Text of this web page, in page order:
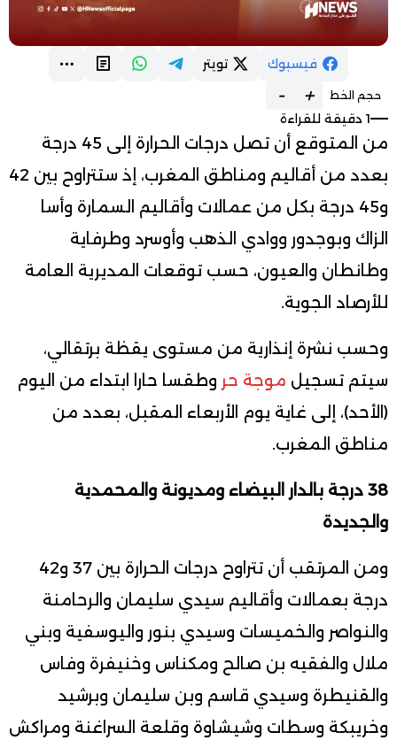
فيسبوك تويتر
حجم الخط +
-
1 دقيقة للقراءة
من المتوقع أن تصل درجات الحرارة إلى 45 درجة
بعدد من أقاليم ومناطق المغرب، إذ ستتراوح بين 42
و45 درجة بكل من عمالات وأقاليم السمارة وأسا
الزاك وبوجدور ووادي الذهب وأوسرد وطرفاية
وطانطان والعيون، حسب توقعات المديرية العامة
للأرصاد الجوية.
وحسب نشرة إنذارية من مستوى يقظة برتقالي،
سيتم تسجيل موجة حر وطقسا حارا ابتداء من اليوم
(الأحد)، إلى غاية يوم الأربعاء المقبل، بعدد من
مناطق المغرب.
38 درجة بالدار البيضاء ومديونة والمحمدية
والجديدة
ومن المرتقب أن تتراوح درجات الحرارة بين 37 و42
درجة بعمالات وأقاليم سيدي سليمان والرحامنة
والنواصر والخميسات وسيدي بنور واليوسفية وبني
ملال والفقيه بن صالح ومكناس وخنيفرة وفاس
والقنيطرة وسيدي قاسم وبن سليمان وبرشيد
وخريبكة وسطات وشيشاوة وقلعة السراغنة ومراكش